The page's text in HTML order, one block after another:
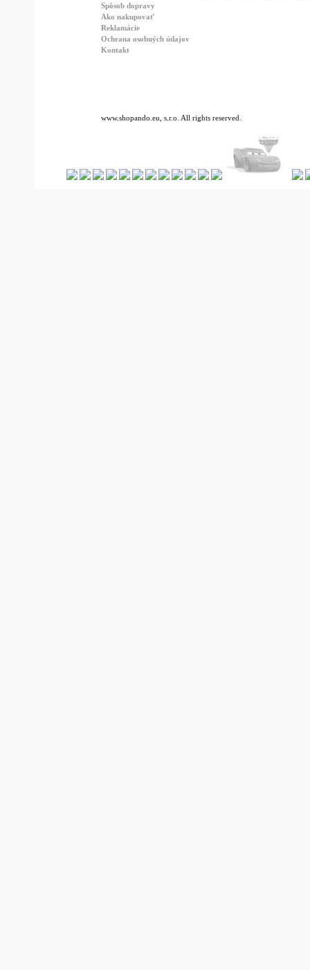
Spôsob dopravy
Ako nakupovať
Reklamácie
Ochrana osobných údajov
Kontakt
www.shopando.eu, s.r.o. All rights reserved.